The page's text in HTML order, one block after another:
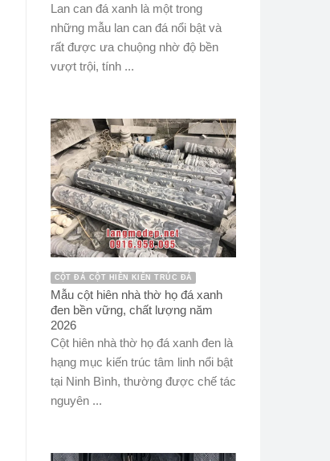
Lan can đá xanh là một trong
những mẫu lan can đá nổi bật và
rất được ưa chuộng nhờ độ bền
vượt trội, tính ...
CỘT ĐÁ CỘT HIÊN KIẾN TRÚC ĐÁ
Mẫu cột hiên nhà thờ họ đá xanh
đen bền vững, chất lượng năm
2026
Cột hiên nhà thờ họ đá xanh đen là
hạng mục kiến trúc tâm linh nổi bật
tại Ninh Bình, thường được chế tác
nguyên ...